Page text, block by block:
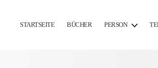
STARTSEITE BÜCHER PERSON